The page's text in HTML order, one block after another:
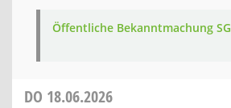
Öffentliche Bekanntmachung SG
DO 18.06.2026